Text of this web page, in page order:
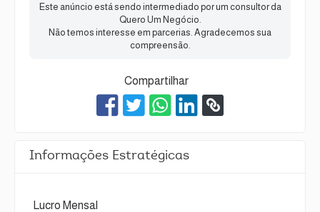
Este anúncio está sendo intermediado por um consultor da
Quero Um Negócio.
Não temos interesse em parcerias. Agradecemos sua
compreensão.
Compartilhar
Informações Estratégicas
Lucro Mensal